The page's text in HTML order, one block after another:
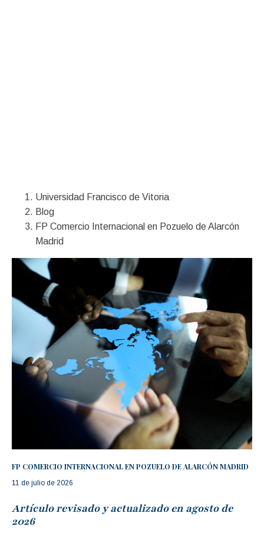
Universidad Francisco de Vitoria
Blog
FP Comercio Internacional en Pozuelo de Alarcón
Madrid
FP COMERCIO INTERNACIONAL EN POZUELO DE ALARCÓN MADRID
11 de julio de 2026
Artículo revisado y actualizado en agosto de
2026